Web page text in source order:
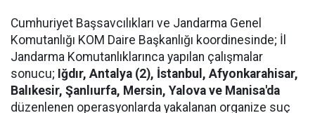
Cumhuriyet Başsavcılıkları ve Jandarma Genel
Komutanlığı KOM Daire Başkanlığı koordinesinde; İl
Jandarma Komutanlıklarınca yapılan çalışmalar
sonucu; Iğdır, Antalya (2), İstanbul, Afyonkarahisar,
Balıkesir, Şanlıurfa, Mersin, Yalova ve Manisa'da
düzenlenen operasyonlarda yakalanan organize suç